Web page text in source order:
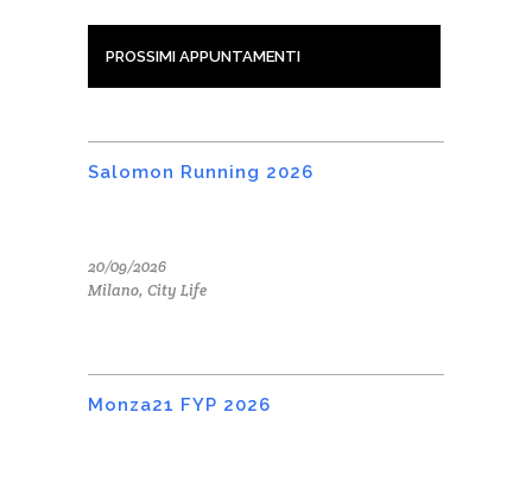
PROSSIMI APPUNTAMENTI
Salomon Running 2026
20/09/2026
Milano, City Life
Monza21 FYP 2026